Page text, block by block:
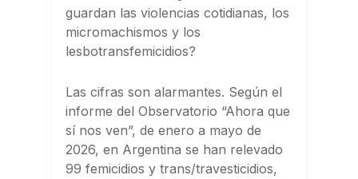
guardan las violencias cotidianas, los
micromachismos y los
lesbotransfemicidios?
Las cifras son alarmantes. Según el
informe del Observatorio “Ahora que
sí nos ven”, de enero a mayo de
2026, en Argentina se han relevado
99 femicidios y trans/travesticidios,